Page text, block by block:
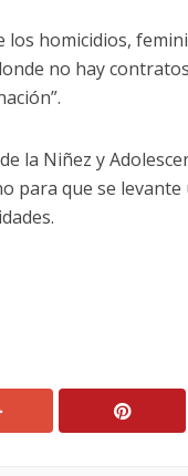
los homicidios,
no hay
la Niñez y
para que se